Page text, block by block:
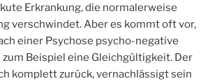
Erkrankung, die normalerweise
verschwindet. Aber es kommt oft vor,
einer Psychose psycho-negative
Beispiel eine Gleichgültigkeit. Der
komplett zurück, vernachlässigt sein